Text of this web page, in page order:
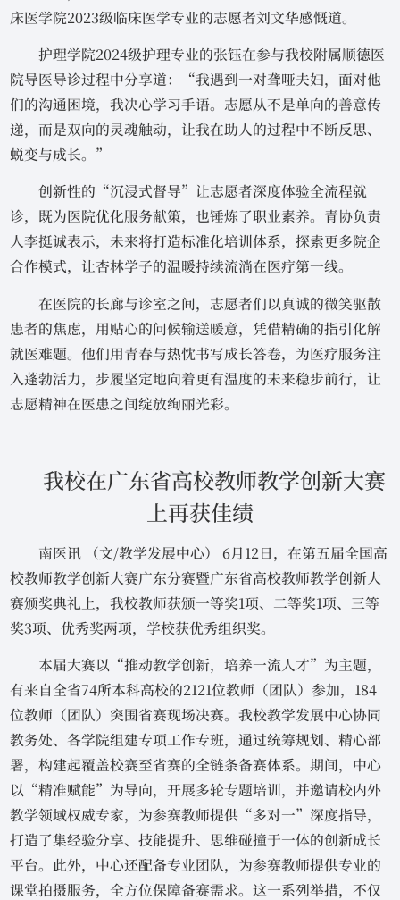
床医学院2023级临床医学专业的志愿者刘文华感慨道。
护理学院2024级护理专业的张钰在参与我校附属顺德医
院导医导诊过程中分享道：“我遇到一对聋哑夫妇，面对他
们的沟通困境，我决心学习手语。志愿从不是单向的善意传
递，而是双向的灵魂触动，让我在助人的过程中不断反思、
蜕变与成长。”
创新性的“沉浸式督导”让志愿者深度体验全流程就
诊，既为医院优化服务献策，也锤炼了职业素养。青协负责
人李挺诚表示，未来将打造标准化培训体系，探索更多院企
合作模式，让杏林学子的温暖持续流淌在医疗第一线。
在医院的长廊与诊室之间，志愿者们以真诚的微笑驱散
患者的焦虑，用贴心的问候输送暖意，凭借精确的指引化解
就医难题。他们用青春与热忱书写成长答卷，为医疗服务注
入蓬勃活力，步履坚定地向着更有温度的未来稳步前行，让
志愿精神在医患之间绽放绚丽光彩。
我校在广东省高校教师教学创新大赛
上再获佳绩
南医讯 （文/教学发展中心） 6月12日，在第五届全国高
校教师教学创新大赛广东分赛暨广东省高校教师教学创新大
赛颁奖典礼上，我校教师获颁一等奖1项、二等奖1项、三等
奖3项、优秀奖两项，学校获优秀组织奖。
本届大赛以“推动教学创新，培养一流人才”为主题，
有来自全省74所本科高校的2121位教师（团队）参加，184
位教师（团队）突围省赛现场决赛。我校教学发展中心协同
教务处、各学院组建专项工作专班，通过统筹规划、精心部
署，构建起覆盖校赛至省赛的全链条备赛体系。期间，中心
以“精准赋能”为导向，开展多轮专题培训，并邀请校内外
教学领域权威专家，为参赛教师提供“多对一”深度指导，
打造了集经验分享、技能提升、思维碰撞于一体的创新成长
平台。此外，中心还配备专业团队，为参赛教师提供专业的
课堂拍摄服务，全方位保障备赛需求。这一系列举措，不仅